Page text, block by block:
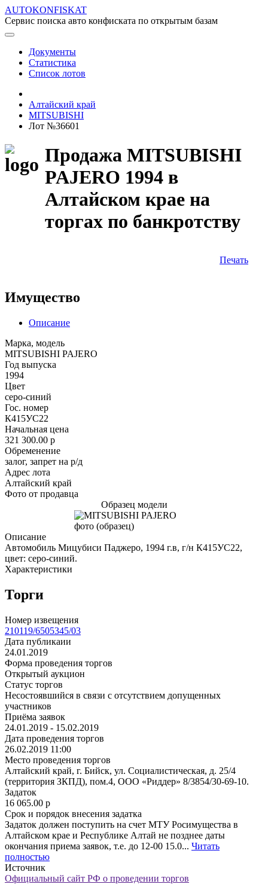
AUTOKONFISKAT
Сервис поиска авто конфиската по открытым базам
Документы
Статистика
Список лотов
Алтайский край
MITSUBISHI
Лот №36601
Продажа MITSUBISHI
PAJERO 1994 в
Алтайском крае на
торгах по банкротству
Печать
Имущество
Описание
Марка, модель
MITSUBISHI PAJERO
Год выпуска
1994
Цвет
серо-синий
Гос. номер
К415УС22
Начальная цена
321 300.00 p
Обременение
залог, запрет на р/д
Адрес лота
Алтайский край
Фото от продавца
Образец модели
Описание
Автомобиль Мицубиси Паджеро, 1994 г.в, г/н К415УС22,
цвет: серо-синий.
Характеристики
Торги
Номер извещения
210119/6505345/03
Дата публикаии
24.01.2019
Форма проведения торгов
Открытый аукцион
Статус торгов
Несостоявшийся в связи с отсутствием допущенных
участников
Приёма заявок
24.01.2019 - 15.02.2019
Дата проведения торгов
26.02.2019 11:00
Место проведения торгов
Алтайский край, г. Бийск, ул. Социалистическая, д. 25/4
(территория ЗКПД), пом.4, ООО «Риддер» 8/3854/30-69-10.
Задаток
16 065.00 p
Срок и порядок внесения задатка
Задаток должен поступить на счет МТУ Росимущества в
Алтайском крае и Республике Алтай не позднее даты
окончания приема заявок, т.е. до 12-00 15.0... Читать
полностью
Источник
Официальный сайт РФ о проведении торгов